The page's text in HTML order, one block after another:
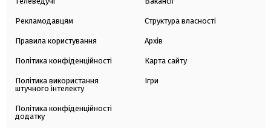
Рекламодавцям
Правила користування
Політика конфіденційності
Політика використання
штучного інтелекту
Політика конфіденційності
додатку
Структура власності
Архів
Карта сайту
Ігри